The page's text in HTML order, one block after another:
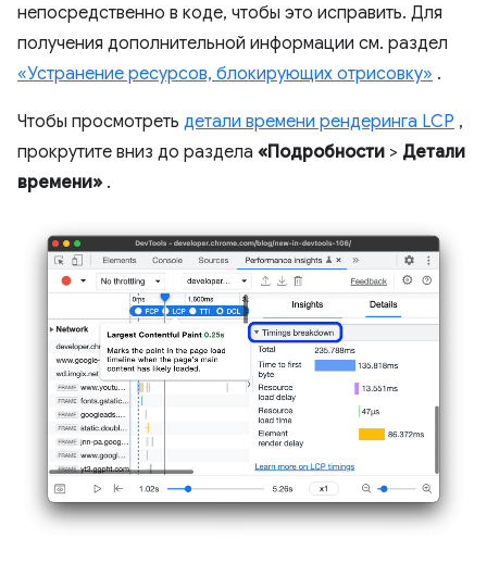
непосредственно в коде, чтобы это исправить. Для
получения дополнительной информации см. раздел
«Устранение ресурсов, блокирующих отрисовку» .
Чтобы просмотреть детали времени рендеринга LCP ,
прокрутите вниз до раздела «Подробности > Детали
времени» .